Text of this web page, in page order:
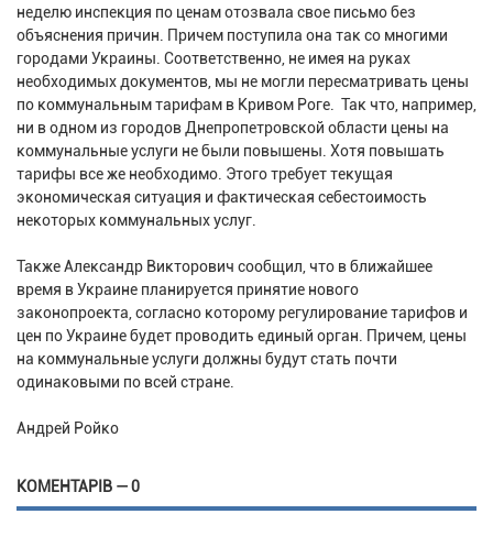
неделю инспекция по ценам отозвала свое письмо без
объяснения причин. Причем поступила она так со многими
городами Украины. Соответственно, не имея на руках
необходимых документов, мы не могли пересматривать цены
по коммунальным тарифам в Кривом Роге. Так что, например,
ни в одном из городов Днепропетровской области цены на
коммунальные услуги не были повышены. Хотя повышать
тарифы все же необходимо. Этого требует текущая
экономическая ситуация и фактическая себестоимость
некоторых коммунальных услуг.
Также Александр Викторович сообщил, что в ближайшее
время в Украине планируется принятие нового
законопроекта, согласно которому регулирование тарифов и
цен по Украине будет проводить единый орган. Причем, цены
на коммунальные услуги должны будут стать почти
одинаковыми по всей стране.
Андрей Ройко
КОМЕНТАРІВ — 0